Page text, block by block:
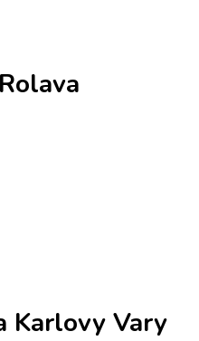
Karlovy Vary